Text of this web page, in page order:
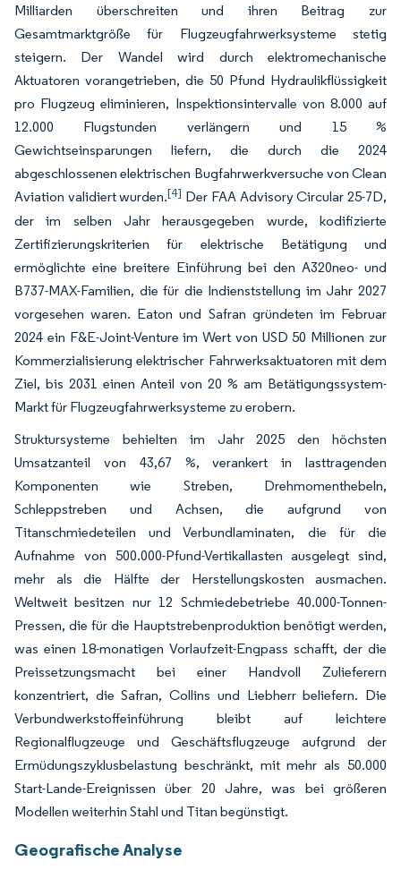
Milliarden überschreiten und ihren Beitrag zur
Gesamtmarktgröße für Flugzeugfahrwerksysteme stetig
steigern. Der Wandel wird durch elektromechanische
Aktuatoren vorangetrieben, die 50 Pfund Hydraulikflüssigkeit
pro Flugzeug eliminieren, Inspektionsintervalle von 8.000 auf
12.000 Flugstunden verlängern und 15 %
Gewichtseinsparungen liefern, die durch die 2024
abgeschlossenen elektrischen Bugfahrwerkversuche von Clean
Aviation validiert wurden.[4] Der FAA Advisory Circular 25-7D,
der im selben Jahr herausgegeben wurde, kodifizierte
Zertifizierungskriterien für elektrische Betätigung und
ermöglichte eine breitere Einführung bei den A320neo- und
B737-MAX-Familien, die für die Indienststellung im Jahr 2027
vorgesehen waren. Eaton und Safran gründeten im Februar
2024 ein F&E-Joint-Venture im Wert von USD 50 Millionen zur
Kommerzialisierung elektrischer Fahrwerksaktuatoren mit dem
Ziel, bis 2031 einen Anteil von 20 % am Betätigungssystem-
Markt für Flugzeugfahrwerksysteme zu erobern.
Struktursysteme behielten im Jahr 2025 den höchsten
Umsatzanteil von 43,67 %, verankert in lasttragenden
Komponenten wie Streben, Drehmomenthebeln,
Schleppstreben und Achsen, die aufgrund von
Titanschmiedeteilen und Verbundlaminaten, die für die
Aufnahme von 500.000-Pfund-Vertikallasten ausgelegt sind,
mehr als die Hälfte der Herstellungskosten ausmachen.
Weltweit besitzen nur 12 Schmiedebetriebe 40.000-Tonnen-
Pressen, die für die Hauptstrebenproduktion benötigt werden,
was einen 18-monatigen Vorlaufzeit-Engpass schafft, der die
Preissetzungsmacht bei einer Handvoll Zulieferern
konzentriert, die Safran, Collins und Liebherr beliefern. Die
Verbundwerkstoffeinführung bleibt auf leichtere
Regionalflugzeuge und Geschäftsflugzeuge aufgrund der
Ermüdungszyklusbelastung beschränkt, mit mehr als 50.000
Start-Lande-Ereignissen über 20 Jahre, was bei größeren
Modellen weiterhin Stahl und Titan begünstigt.
Geografische Analyse